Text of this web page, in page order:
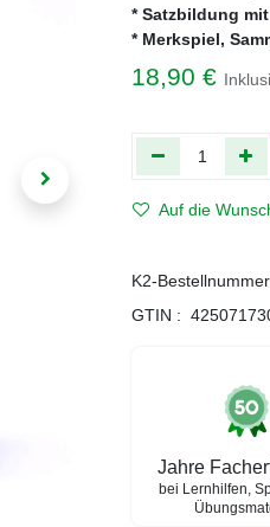
* Satzbildung
* Merkspiel,
18,90 €
Auf die
K2-
GTIN :
Jahre
bei Lernhilfen,